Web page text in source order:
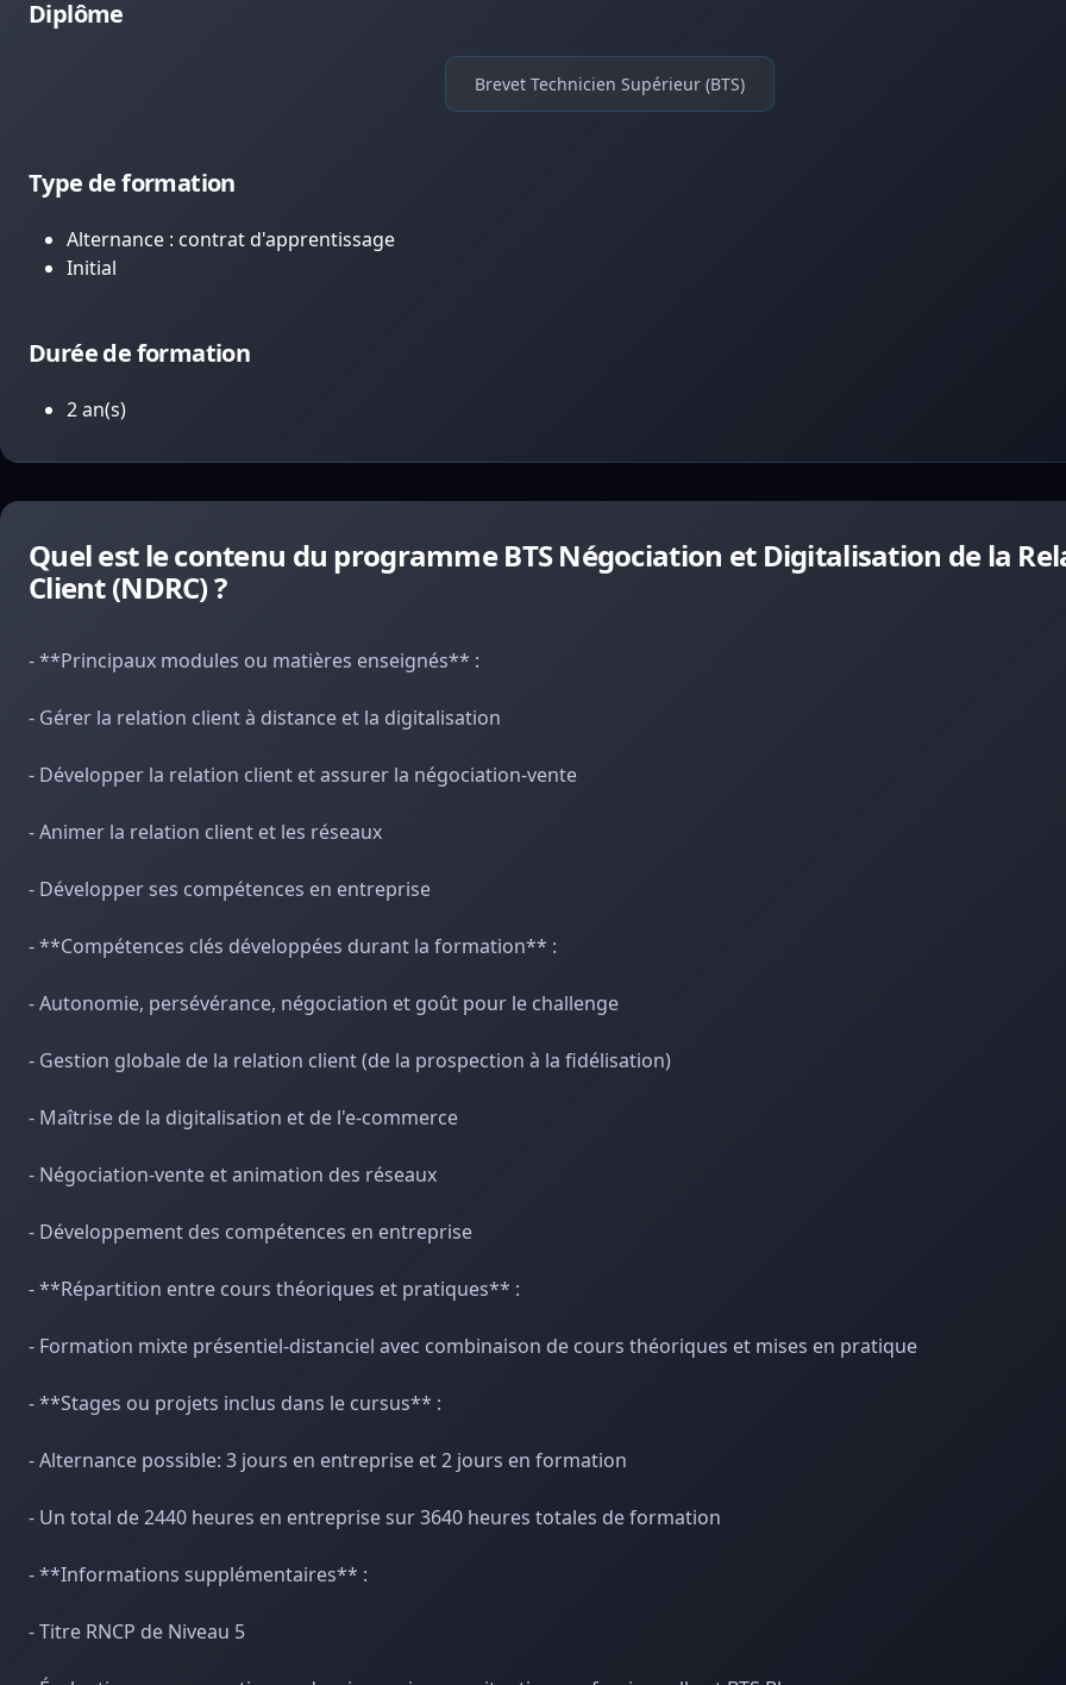
Diplôme
Brevet Technicien Supérieur (BTS)
Type de formation
Alternance : contrat d'apprentissage
Initial
Durée de formation
2 an(s)
Quel est le contenu du programme BTS Négociation et Digitalisation de la
Client (NDRC) ?
- **Principaux modules ou matières enseignés** :
- Gérer la relation client à distance et la digitalisation
- Développer la relation client et assurer la négociation-vente
- Animer la relation client et les réseaux
- Développer ses compétences en entreprise
- **Compétences clés développées durant la formation** :
- Autonomie, persévérance, négociation et goût pour le challenge
- Gestion globale de la relation client (de la prospection à la fidélisation)
- Maîtrise de la digitalisation et de l'e-commerce
- Négociation-vente et animation des réseaux
- Développement des compétences en entreprise
- **Répartition entre cours théoriques et pratiques** :
- Formation mixte présentiel-distanciel avec combinaison de cours théoriques et mises en pratique
- **Stages ou projets inclus dans le cursus** :
- Alternance possible: 3 jours en entreprise et 2 jours en formation
- Un total de 2440 heures en entreprise sur 3640 heures totales de formation
- **Informations supplémentaires** :
- Titre RNCP de Niveau 5